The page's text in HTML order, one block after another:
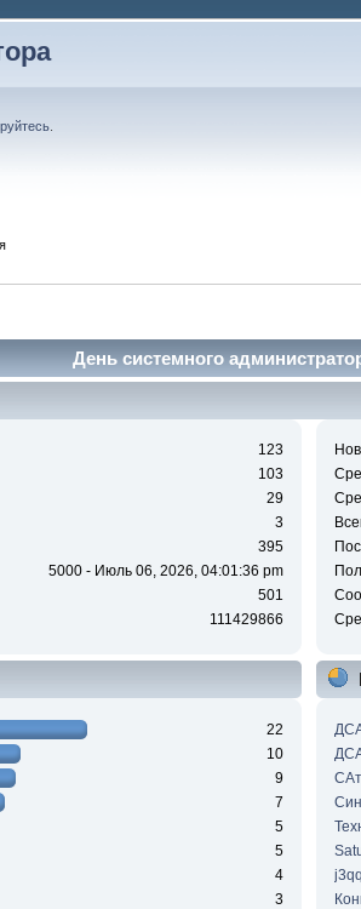
День системного
123
103
29
3
395
5000 - Июль 06, 2026, 04:01:36 pm
501
111429866
22
10
9
7
5
5
4
3